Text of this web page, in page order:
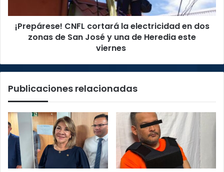
de
San
de
este
¡Prepárese! CNFL cortará la electricidad en dos
zonas de San José y una de Heredia este
viernes
Publicaciones relacionadas